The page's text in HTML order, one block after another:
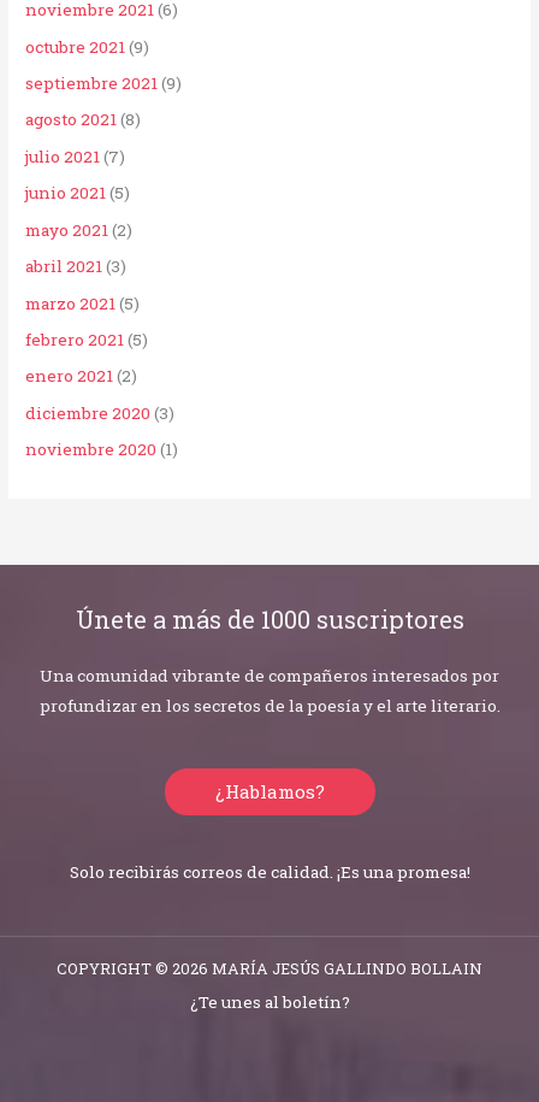
noviembre 2021(6)
octubre 2021(9)
septiembre 2021(9)
agosto 2021(8)
julio 2021(7)
junio 2021(5)
mayo 2021(2)
abril 2021(3)
marzo 2021 (5)
febrero 2021(5)
enero 2021(2)
diciembre 2020 (3)
noviembre 2020 (1)
Únete a más de 1000 suscriptores
Una comunidad vibrante de compañeros interesados por
profundizar en los secretos de la poesía y el arte literario.
¿Hablamos?
Solo recibirás correos de calidad. ¡Es una promesa!
COPYRIGHT © 2026 MARÍA JESÚS GALLINDO BOLLAIN
¿Te unes al boletín?